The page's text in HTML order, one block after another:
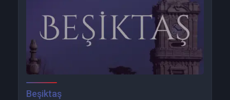
Beşiktaş